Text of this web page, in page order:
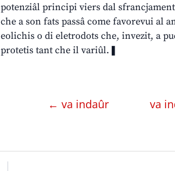
potenziâl principi viers dal
che a son fats passâ come favorevui al
eolichis o di eletrodots che, invezit, a
protetis tant che il variûl.❚
← va indaûr va